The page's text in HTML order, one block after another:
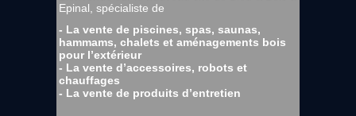
Epinal, spécialiste de
- La vente de piscines, spas, saunas,
hammams, chalets et aménagements bois
pour l’extérieur
- La vente d’accessoires, robots et
chauffages
- La vente de produits d’entretien